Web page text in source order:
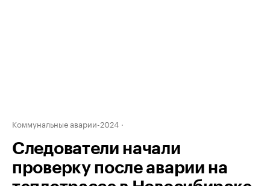
Коммунальные аварии-2024
Следователи начали
проверку после аварии на